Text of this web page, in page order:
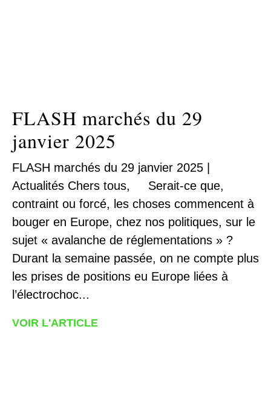
FLASH marchés du 29
janvier 2025
FLASH marchés du 29 janvier 2025 |
Actualités Chers tous, Serait-ce que,
contraint ou forcé, les choses commencent à
bouger en Europe, chez nos politiques, sur le
sujet « avalanche de réglementations » ?
Durant la semaine passée, on ne compte plus
les prises de positions eu Europe liées à
l’électrochoc...
VOIR L'ARTICLE